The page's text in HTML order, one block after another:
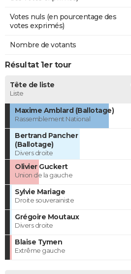
Votes nuls (en pourcentage des
votes exprimés)
Nombre de votants
Résultat 1er tour
Tête de liste
Liste
Maxime Amblard (Ballotage)
Rassemblement National
Bertrand Pancher
(Ballotage)
Divers droite
Olivier Guckert
Union de la gauche
Sylvie Mariage
Droite souverainiste
Grégoire Moutaux
Divers droite
Blaise Tymen
Extrême gauche